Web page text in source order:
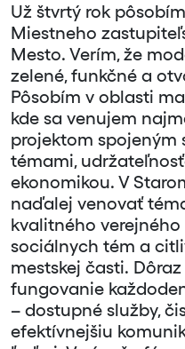
Už štvrtý rok
Miestneho
Mesto. Verím, že
zelené, funkčné a
Pôsobím v oblasti
kde sa venujem
projektom spojeným
témami,
ekonomikou. V
naďalej venovať
kvalitného verejného
sociálnych tém a
mestskej časti.
fungovanie
– dostupné služby,
efektívnejšiu